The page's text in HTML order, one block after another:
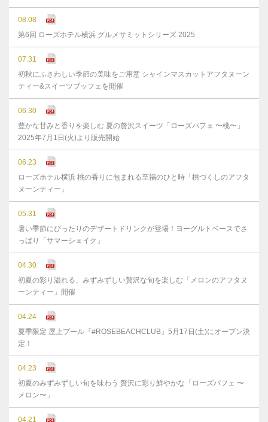
08.08
第6回 ローズホテル横浜 グルメサミットシリーズ 2025
07.31
初秋にふさわしい季節の美味をご用意 シャインマスカットアフタヌーン
ティー&スイーツブッフェを開催
06.30
豊かな⽢みと⾹りを楽しむ 夏の贅沢スイーツ「ローズパフェ 〜桃〜」
2025年7⽉1⽇(⽕)より販売開始
06.23
ローズホテル横浜 桃の香りに包まれる至福のひと時「桃づくしのアフタ
ヌーンティー」
05.31
暑い季節にぴったりのデザートドリンクが登場！ヨーグルトベースでさ
っぱり「サマーシェイク」
04.30
初夏の彩り溢れる、みずみずしい贅沢な旬を楽しむ「メロンのアフタヌ
ーンティー」開催
04.24
夏季限定 屋上プール『#ROSEBEACHCLUB』5月17日(土)にオープン決
定！
04.23
初夏のみずみずしい旬を味わう 贅沢に彩り鮮やかな「ローズパフェ 〜
メロン〜」
04.21